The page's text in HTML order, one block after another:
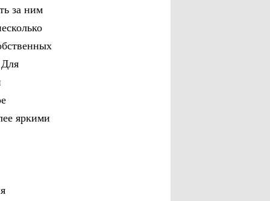
за ним
Для
яркими